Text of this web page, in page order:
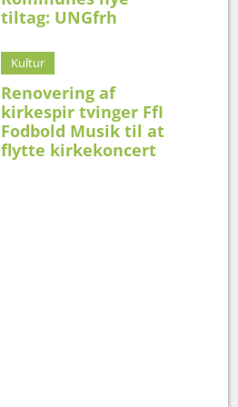
tiltag: UNGfrh
Kultur
Renovering af
kirkespir tvinger FfI
Fodbold Musik til at
flytte kirkekoncert